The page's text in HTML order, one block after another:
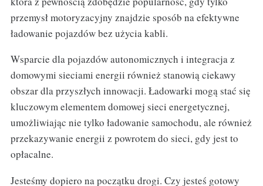
przemysł motoryzacyjny znajdzie sposób na efektywne
ładowanie pojazdów bez użycia kabli.
Wsparcie dla pojazdów autonomicznych i integracja z
domowymi sieciami energii również stanowią ciekawy
obszar dla przyszłych innowacji. Ładowarki mogą stać się
kluczowym elementem domowej sieci energetycznej,
umożliwiając nie tylko ładowanie samochodu, ale również
przekazywanie energii z powrotem do sieci, gdy jest to
opłacalne.
Jesteśmy dopiero na początku drogi. Czy jesteś gotowy